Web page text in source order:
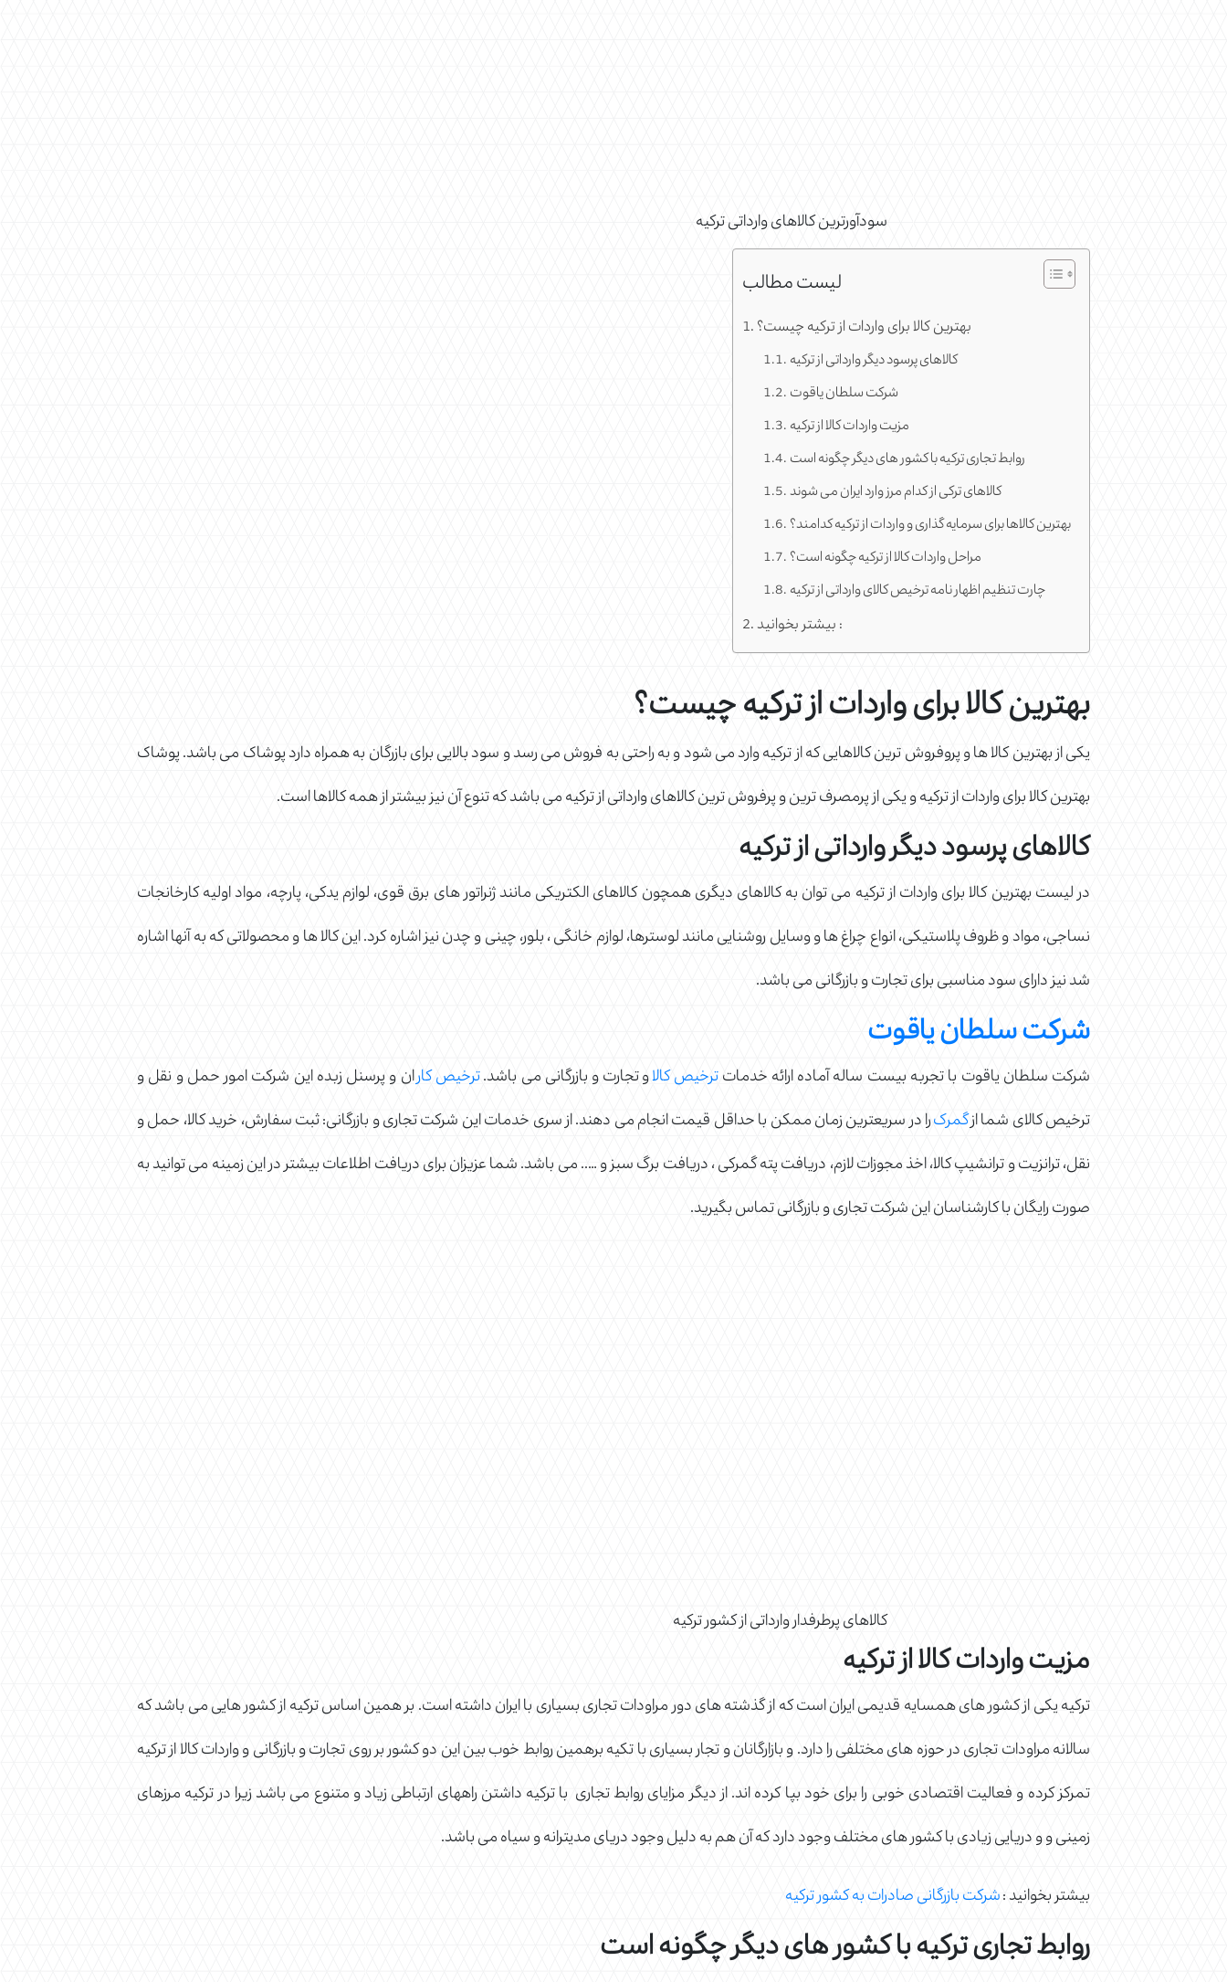
سودآورترین کالاهای وارداتی ترکیه
لیست مطالب
بهترین کالا برای واردات از ترکیه چیست؟
کالاهای پرسود دیگر وارداتی از ترکیه
شرکت سلطان یاقوت
مزیت واردات کالا از ترکیه
روابط تجاری ترکیه با کشور های دیگر چگونه است
کالاهای ترکی از کدام مرز وارد ایران می شوند
بهترین کالاها برای سرمایه گذاری و واردات از ترکیه کدامند؟
مراحل واردات کالا از ترکیه چگونه است؟
چارت تنظیم اظهار نامه ترخیص کالای وارداتی از ترکیه
بیشتر بخوانید :
بهترین کالا برای واردات از ترکیه چیست؟
یکی از بهترین کالا ها و پروفروش ترین کالاهایی که از ترکیه وارد می شود و به راحتی به فروش می رسد و سود بالایی برای بازرگان به همراه دارد پوشاک می باشد. پوشاک
بهترین کالا برای واردات از ترکیه و یکی از پرمصرف ترین و پرفروش ترین کالاهای وارداتی از ترکیه می باشد که تنوع آن نیز بیشتر از همه کالاها است.
کالاهای پرسود دیگر وارداتی از ترکیه
در لیست بهترین کالا برای واردات از ترکیه می توان به کالاهای دیگری همچون کالاهای الکتریکی مانند ژنراتور های برق قوی، لوازم یدکی، پارچه، مواد اولیه کارخانجات
نساجی، مواد و ظروف پلاستیکی، انواع چراغ ها و وسایل روشنایی مانند لوسترها، لوازم خانگی ، بلور، چینی و چدن نیز اشاره کرد. این کالا ها و محصولاتی که به آنها اشاره
شد نیز دارای سود مناسبی برای تجارت و بازرگانی می باشد.
شرکت سلطان یاقوت
شرکت سلطان یاقوت با تجربه بیست ساله آماده ارائه خدماتترخیص کالاو تجارت و بازرگانی می باشد.ترخیص کاران و پرسنل زبده این شرکت امور حمل و نقل و
ترخیص کالای شما ازگمرکرا در سریعترین زمان ممکن با حداقل قیمت انجام می دهند. از سری خدمات این شرکت تجاری و بازرگانی: ثبت سفارش، خرید کالا، حمل و
نقل، ترانزیت و ترانشیپ کالا، اخذ مجوزات لازم، دریافت پته گمرکی ، دریافت برگ سبز و ….. می باشد. شما عزیزان برای دریافت اطلاعات بیشتر در این زمینه می توانید به
صورت رایگان با کارشناسان این شرکت تجاری و بازرگانی تماس بگیرید.
کالاهای پرطرفدار وارداتی از کشور ترکیه
مزیت واردات کالا از ترکیه
ترکیه یکی از کشور های همسایه قدیمی ایران است که از گذشته های دور مراودات تجاری بسیاری با ایران داشته است. بر همین اساس ترکیه از کشور هایی می باشد که
سالانه مراودات تجاری در حوزه های مختلفی را دارد. و بازارگانان و تجار بسیاری با تکیه برهمین روابط خوب بین این دو کشور بر روی تجارت و بازرگانی و واردات کالا از ترکیه
تمرکز کرده و فعالیت اقتصادی خوبی را برای خود بپا کرده اند. از دیگر مزایای روابط تجاری با ترکیه داشتن راههای ارتباطی زیاد و متنوع می باشد زیرا در ترکیه مرزهای
زمینی و و دریایی زیادی با کشور های مختلف وجود دارد که آن هم به دلیل وجود دریای مدیترانه و سیاه می باشد.
بیشتر بخوانید :شرکت بازرگانی صادرات به کشور ترکیه
روابط تجاری ترکیه با کشور های دیگر چگونه است